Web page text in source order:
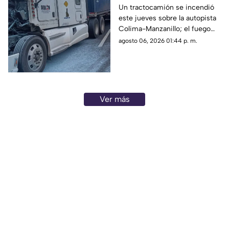
autopista Colima-
Manzanillo;
circulación queda
parcialmente afectada
Un tractocamión se incendió
este jueves sobre la autopista
Colima-Manzanillo; el fuego
fue controlado y no hubo
agosto 06, 2026 01:44 p. m.
Ver más